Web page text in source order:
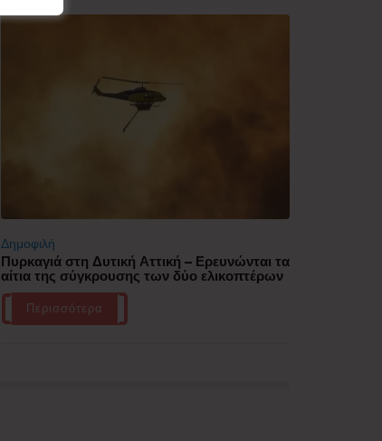
Δημοφιλή
Πυρκαγιά στη Δυτική Αττική – Ερευνώνται τα
αίτια της σύγκρουσης των δύο ελικοπτέρων
Περισσότερα